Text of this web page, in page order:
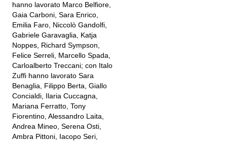
hanno lavorato Marco Belfiore,
Gaia Carboni, Sara Enrico,
Emilia Faro, Niccolò Gandolfi,
Gabriele Garavaglia, Katja
Noppes, Richard Sympson,
Felice Serreli, Marcello Spada,
Carloalberto Treccani; con Italo
Zuffi hanno lavorato Sara
Benaglia, Filippo Berta, Giallo
Concialdi, Ilaria Cuccagna,
Mariana Ferratto, Tony
Fiorentino, Alessandro Laita,
Andrea Mineo, Serena Osti,
Ambra Pittoni, Iacopo Seri,